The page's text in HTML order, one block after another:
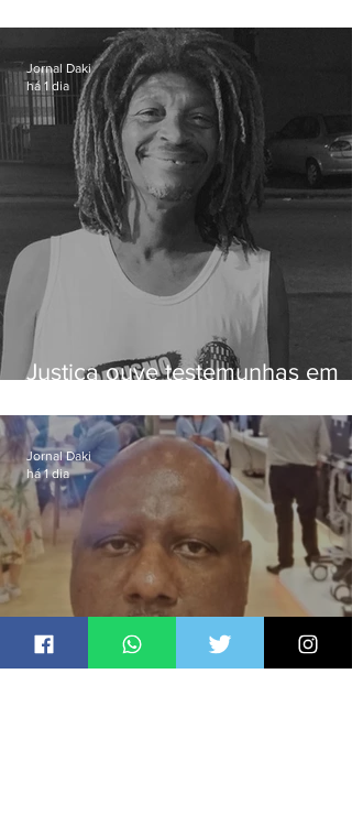
Iguaçu
Justiça ouve testemunhas em
dívida de R$ 25
Jornal Daki
há 1 dia
Jornal Daki
há 1 dia